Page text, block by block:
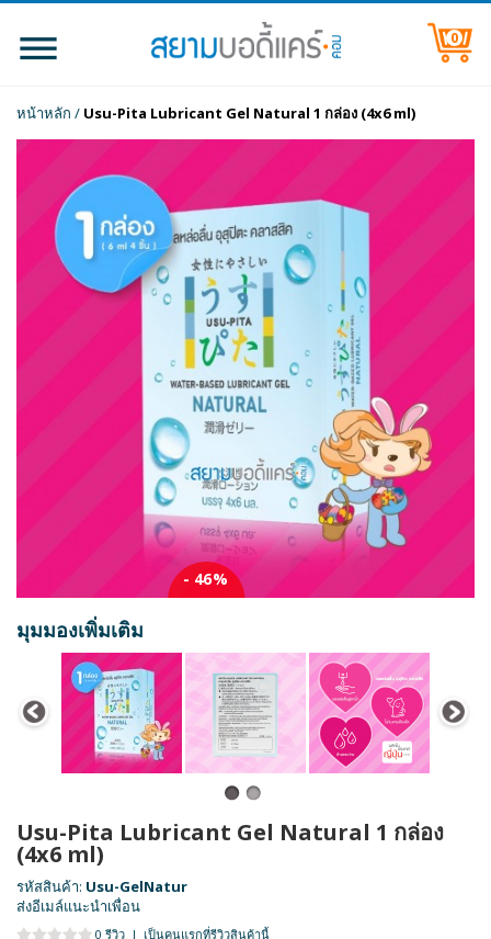
0
หน้าหลัก / Usu-Pita Lubricant Gel Natural 1 กล่อง (4x6 ml)
- 46%
มุมมองเพิ่มเติม
Usu-Pita Lubricant Gel Natural 1 กล่อง
(4x6 ml)
รหัสสินค้า: Usu-GelNatur
ส่งอีเมล์แนะนำเพื่อน
0 รีวิว | เป็นคนแรกที่รีวิวสินค้านี้